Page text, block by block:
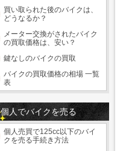
買い取られた後のバイクは、
どうなるか？
メーター交換がされたバイク
の買取価格は、安い？
鍵なしのバイクの買取
バイクの買取価格の相場 一覧
表
個人でバイクを売る
個人売買で125cc以下のバイ
クを売る手続き方法